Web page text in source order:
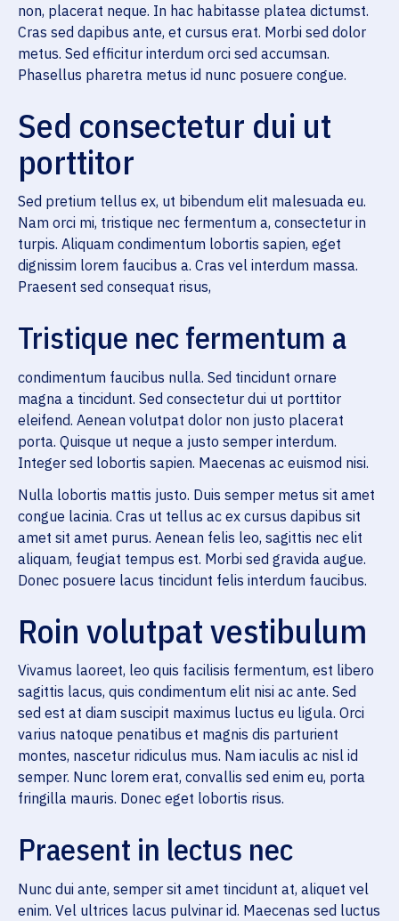
non, placerat neque. In hac habitasse platea dictumst.
Cras sed dapibus ante, et cursus erat. Morbi sed dolor
metus. Sed efficitur interdum orci sed accumsan.
Phasellus pharetra metus id nunc posuere congue.
Sed consectetur dui ut
porttitor
Sed pretium tellus ex, ut bibendum elit malesuada eu.
Nam orci mi, tristique nec fermentum a, consectetur in
turpis. Aliquam condimentum lobortis sapien, eget
dignissim lorem faucibus a. Cras vel interdum massa.
Praesent sed consequat risus,
Tristique nec fermentum a
condimentum faucibus nulla. Sed tincidunt ornare
magna a tincidunt. Sed consectetur dui ut porttitor
eleifend. Aenean volutpat dolor non justo placerat
porta. Quisque ut neque a justo semper interdum.
Integer sed lobortis sapien. Maecenas ac euismod nisi.
Nulla lobortis mattis justo. Duis semper metus sit amet
congue lacinia. Cras ut tellus ac ex cursus dapibus sit
amet sit amet purus. Aenean felis leo, sagittis nec elit
aliquam, feugiat tempus est. Morbi sed gravida augue.
Donec posuere lacus tincidunt felis interdum faucibus.
Roin volutpat vestibulum
Vivamus laoreet, leo quis facilisis fermentum, est libero
sagittis lacus, quis condimentum elit nisi ac ante. Sed
sed est at diam suscipit maximus luctus eu ligula. Orci
varius natoque penatibus et magnis dis parturient
montes, nascetur ridiculus mus. Nam iaculis ac nisl id
semper. Nunc lorem erat, convallis sed enim eu, porta
fringilla mauris. Donec eget lobortis risus.
Praesent in lectus nec
Nunc dui ante, semper sit amet tincidunt at, aliquet vel
enim. Vel ultrices lacus pulvinar id. Maecenas sed luctus